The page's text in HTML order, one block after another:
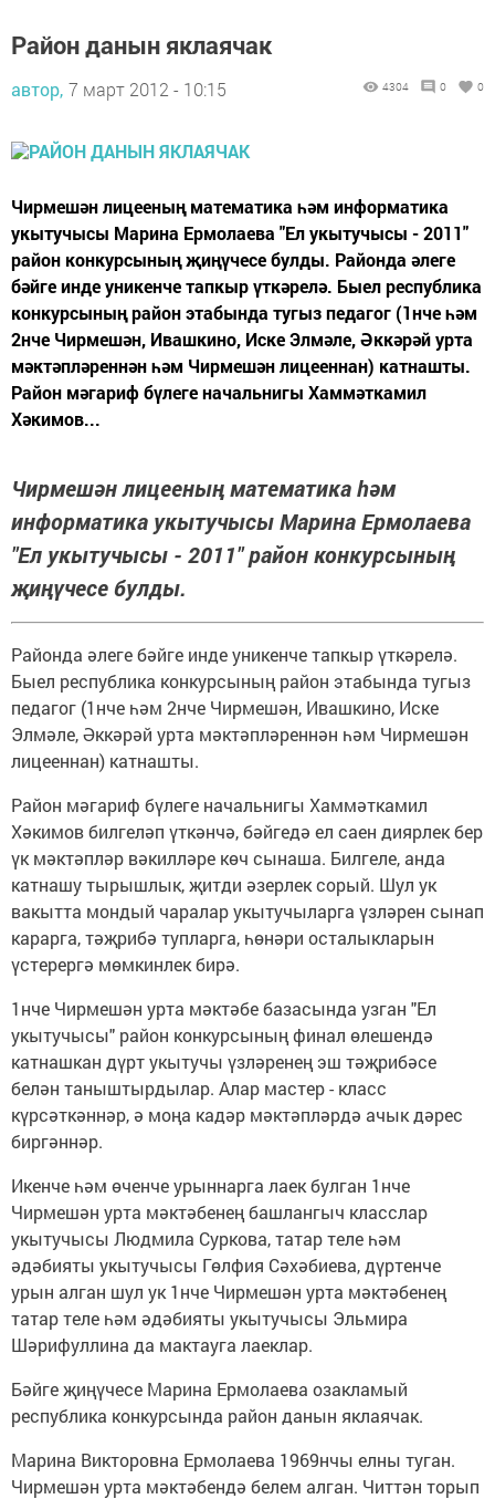
Район данын яклаячак
автор, 7 март 2012 - 10:15 4304 0 0
Чирмешән лицееның математика һәм информатика
укытучысы Марина Ермолаева "Ел укытучысы - 2011"
район конкурсының җиңүчесе булды. Районда әлеге
бәйге инде уникенче тапкыр үткәрелә. Быел республика
конкурсының район этабында тугыз педагог (1нче һәм
2нче Чирмешән, Ивашкино, Иске Элмәле, Әккәрәй урта
мәктәпләреннән һәм Чирмешән лицееннан) катнашты.
Район мәгариф бүлеге начальнигы Хаммәткамил
Хәкимов...
Чирмешән лицееның математика һәм
информатика укытучысы Марина Ермолаева
"Ел укытучысы - 2011" район конкурсының
җиңүчесе булды.
Районда әлеге бәйге инде уникенче тапкыр үткәрелә.
Быел республика конкурсының район этабында тугыз
педагог (1нче һәм 2нче Чирмешән, Ивашкино, Иске
Элмәле, Әккәрәй урта мәктәпләреннән һәм Чирмешән
лицееннан) катнашты.
Район мәгариф бүлеге начальнигы Хаммәткамил
Хәкимов билгеләп үткәнчә, бәйгедә ел саен диярлек бер
үк мәктәпләр вәкилләре көч сынаша. Билгеле, анда
катнашу тырышлык, җитди әзерлек сорый. Шул ук
вакытта мондый чаралар укытучыларга үзләрен сынап
карарга, тәҗрибә тупларга, һөнәри осталыкларын
үстерергә мөмкинлек бирә.
1нче Чирмешән урта мәктәбе базасында узган "Ел
укытучысы" район конкурсының финал өлешендә
катнашкан дүрт укытучы үзләренең эш тәҗрибәсе
белән таныштырдылар. Алар мастер - класс
күрсәткәннәр, ә моңа кадәр мәктәпләрдә ачык дәрес
биргәннәр.
Икенче һәм өченче урыннарга лаек булган 1нче
Чирмешән урта мәктәбенең башлангыч класслар
укытучысы Людмила Суркова, татар теле һәм
әдәбияты укытучысы Гөлфия Сәхәбиева, дүртенче
урын алган шул ук 1нче Чирмешән урта мәктәбенең
татар теле һәм әдәбияты укытучысы Эльмира
Шәрифуллина да мактауга лаеклар.
Бәйге җиңүчесе Марина Ермолаева озакламый
республика конкурсында район данын яклаячак.
Марина Викторовна Ермолаева 1969нчы елны туган.
Чирмешән урта мәктәбендә белем алган. Читтән торып